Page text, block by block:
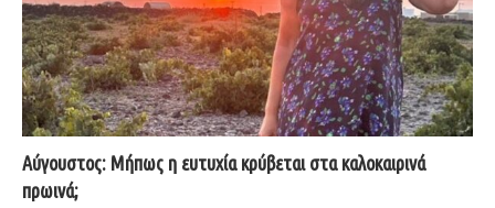
Αύγουστος: Μήπως η ευτυχία κρύβεται στα καλοκαιρινά
πρωινά;